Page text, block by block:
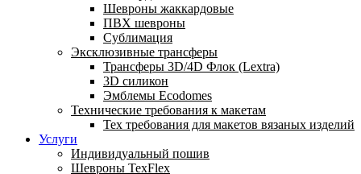
Шевроны жаккардовые
ПВХ шевроны
Сублимация
Эксклюзивные трансферы
Трансферы 3D/4D Флок (Lextra)
3D силикон
Эмблемы Ecodomes
Технические требования к макетам
Тех требования для макетов вязаных изделий
Услуги
Индивидуальный пошив
Шевроны TexFlex